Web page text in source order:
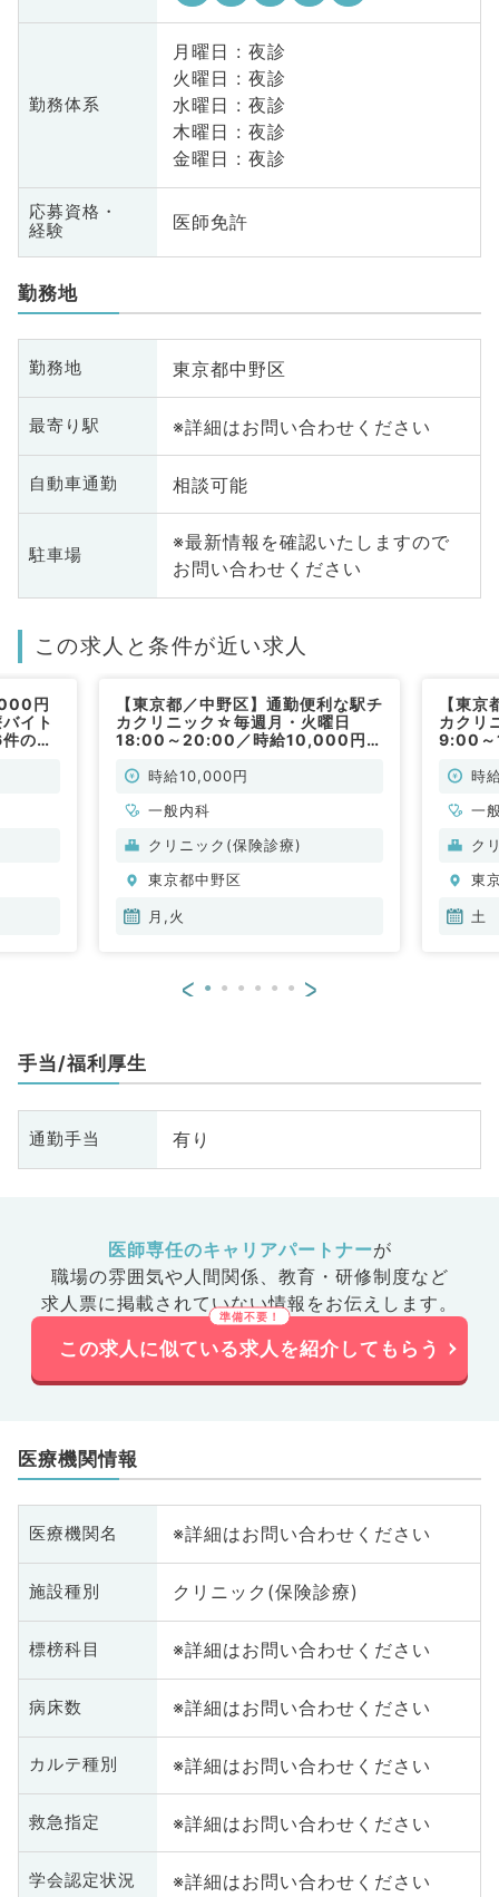
勤務体系
月曜日 : 夜診
火曜日 : 夜診
水曜日 : 夜診
木曜日 : 夜診
金曜日 : 夜診
応募資格・
経験
医師免許
勤務地
勤務地 東京都中野区
最寄り駅 ※詳細はお問い合わせください
自動車通勤 相談可能
駐車場
※最新情報を確認いたしますので
お問い合わせください
この求人と条件が近い求人
円
イト
の対
【東京都／中野区】通勤便利な駅チ
カクリニック☆毎週月・火曜日
18:00～20:00／時給10,000円
科／非常勤）
時給10,000円
一般内科
クリニック(保険診療)
東京都中野区
月,火
【東
カクリ
9:00～
勤）時
一
ク
東
土
< >
手当/福利厚生
通勤手当 有り
医師専任のキャリアパートナーが
職場の雰囲気や人間関係、 教育・研修制度など
求人票に掲載されていない情報をお伝えします。
この求人に似ている求人を紹介してもらう
医療機関情報
医療機関名 ※詳細はお問い合わせください
施設種別 クリニック(保険診療)
標榜科目 ※詳細はお問い合わせください
病床数 ※詳細はお問い合わせください
カルテ種別 ※詳細はお問い合わせください
救急指定 ※詳細はお問い合わせください
学会認定状況 ※詳細はお問い合わせください